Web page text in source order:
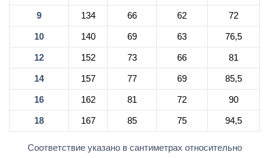
9 134 66 62 72
10 140 69 63 76,5
12 152 73 66 81
14 157 77 69 85,5
16 162 81 72 90
18 167 85 75 94,5
Соответствие указано в сантиметрах относительно